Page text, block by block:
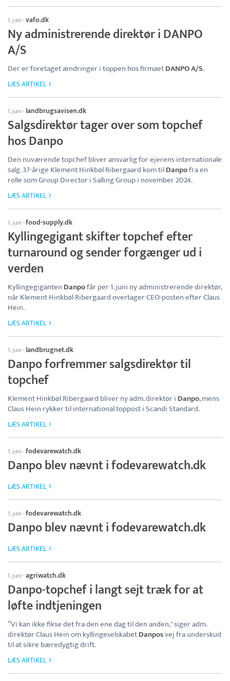
1. juni ·vafo.dk
Ny administrerende direktør i DANPO
A/S
Der er foretaget ændringer i toppen hos firmaetDANPO A/S.
LÆS ARTIKEL
1. juni · landbrugsavisen.dk
Salgsdirektør tager over som topchef
hos Danpo
Den nuværende topchef bliver ansvarlig for ejerens internationale
salg. 37-årige Klement Hinkbøl Ribergaard kom tilDanpofra en
rolle som Group Director i Salling Group i november 2024.
LÆS ARTIKEL
1. juni ·food-supply.dk
Kyllingegigant skifter topchef efter
turnaround og sender forgænger ud i
verden
Kyllingegiganten Danpofår per 1. juni ny administrerende direktør,
når Klement Hinkbøl Ribergaard overtager CEO-posten efter Claus
Hein.
LÆS ARTIKEL
1. juni · landbrugnet.dk
Danpo forfremmer salgsdirektør til
topchef
Klement Hinkbøl Ribergaard bliver ny adm. direktør i Danpo, mens
Claus Hein rykker til international toppost i Scandi Standard.
LÆS ARTIKEL
1. juni ·fodevarewatch.dk
Danpo blev nævnt i fodevarewatch.dk
LÆS ARTIKEL
1. juni ·fodevarewatch.dk
Danpo blev nævnt i fodevarewatch.dk
LÆS ARTIKEL
1. juni ·agriwatch.dk
Danpo-topchef i langt sejt træk for at
løfte indtjeningen
”Vi kan ikke fikse det fra den ene dag til den anden," siger adm.
direktør Claus Hein om kyllingeselskabetDanposvej fra underskud
til at sikre bæredygtig drift.
LÆS ARTIKEL